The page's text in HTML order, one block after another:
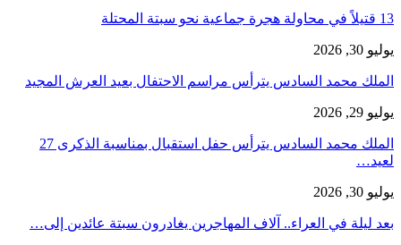
13 قتيلاً في محاولة هجرة جماعية نحو سبتة المحتلة
يوليو 30, 2026
الملك محمد السادس يترأس مراسم الاحتفال بعيد العرش المجيد
يوليو 29, 2026
الملك محمد السادس يترأس حفل استقبال بمناسبة الذكرى 27
لعيد…
يوليو 30, 2026
بعد ليلة في العراء.. آلاف المهاجرين يغادرون سبتة عائدين إلى…